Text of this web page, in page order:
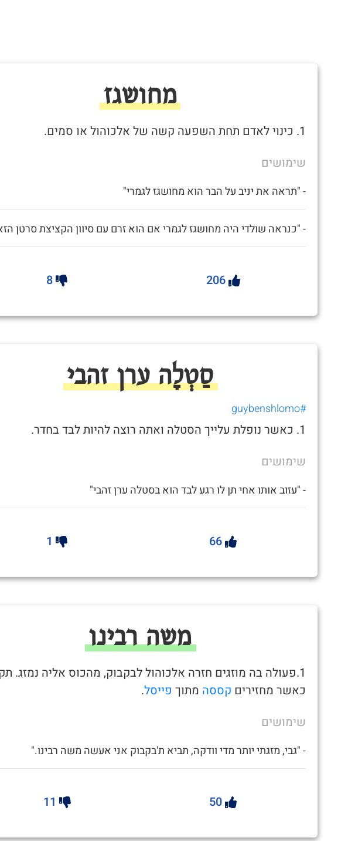
מחושגז
1. כינוי לאדם תחת השפעה קשה של אלכוהול או סמים.
שימושים
- "תראה את יניב על הבר הוא מחושגז לגמרי"
- "כנראה שולדי היה מחושגז לגמרי אם הוא זרם עם סיוון הקציצת סרטן
206
8
סַטְלָה ערן זהבי
#guybenshlomo
1. כאשר נופלת עלייך הסטלה ואתה רוצה להיות לבד בחדר.
שימושים
- "עזוב אותו אחי תן לו רגע לבד הוא בסטלה ערן זהבי"
66
1
משה רבינו
1.פעולה בה מוזגים חזרה אלכוהול לבקבוק, מהכוס אליה נמזג.
כאשר מחזירים קססה מתוך פייסל.
שימושים
- "גבי, מזגתי יותר מדי וודקה, תביא ת'בקבוק אני אעשה משה רבינו."
50
11